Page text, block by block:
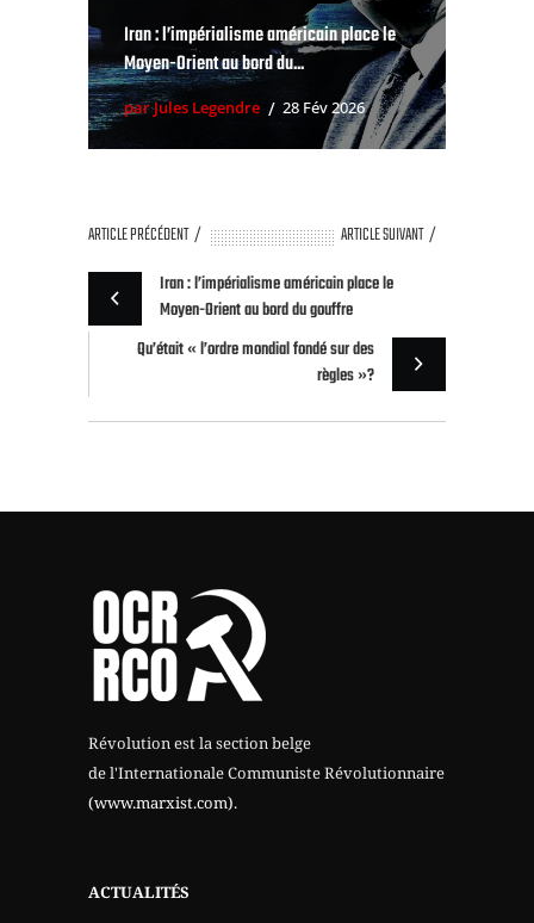
Iran : l’impérialisme américain place le
Moyen-Orient au bord du...
par Jules Legendre 28 Fév 2026
ARTICLE PRÉCÉDENT
ARTICLE SUIVANT
Iran : l’impérialisme américain place le
Moyen-Orient au bord du gouffre
Qu’était « l’ordre mondial fondé sur des
règles »?
Révolution est la section belge
de l'Internationale Communiste Révolutionnaire
(www.marxist.com).
ACTUALITÉS